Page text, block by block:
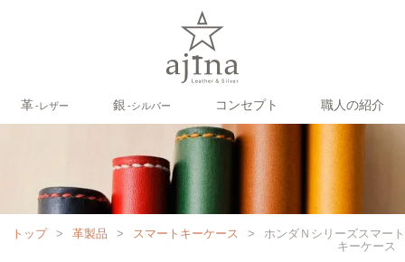
革‐レザー 銀 ‐シルバー コンセプト 職人の紹介
トップ > 革製品 > スマートキーケース >
ホンダＮシリーズスマート
キーケース